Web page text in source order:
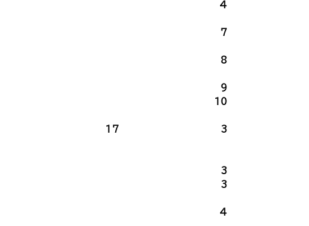
4
7
8
9
10
17 3
3
3
4